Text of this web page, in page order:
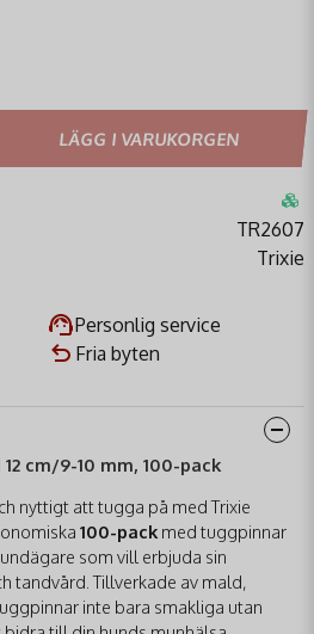
LÄGG I VARUKORGEN
TR2607
Trixie
Personlig service
Fria byten
cm/9-10 mm, 100-pack
nyttigt att tugga på med Trixie
100-pack med tuggpinnar
som vill erbjuda sin
tandvård. Tillverkade av mald,
inte bara smakliga utan